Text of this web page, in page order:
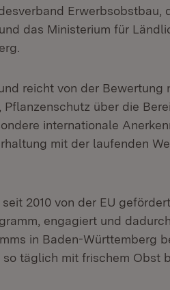
Erwerbsobstbau,
das Ministerium für
reicht von der Bewertung
über die
internationale
mit der laufenden
2010 von der EU
engagiert und
in Baden-Württemberg
täglich mit frischem Obst